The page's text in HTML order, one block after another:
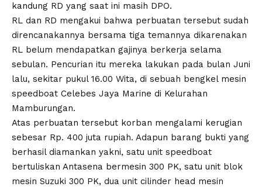
kandung RD yang saat ini masih DPO.
RL dan RD mengakui bahwa perbuatan tersebut sudah
direncanakannya bersama tiga temannya dikarenakan
RL belum mendapatkan gajinya berkerja selama
sebulan. Pencurian itu mereka lakukan pada bulan Juni
lalu, sekitar pukul 16.00 Wita, di sebuah bengkel mesin
speedboat Celebes Jaya Marine di Kelurahan
Mamburungan.
Atas perbuatan tersebut korban mengalami kerugian
sebesar Rp. 400 juta rupiah. Adapun barang bukti yang
berhasil diamankan yakni, satu unit speedboat
bertuliskan Antasena bermesin 300 PK, satu unit blok
mesin Suzuki 300 PK, dua unit cilinder head mesin